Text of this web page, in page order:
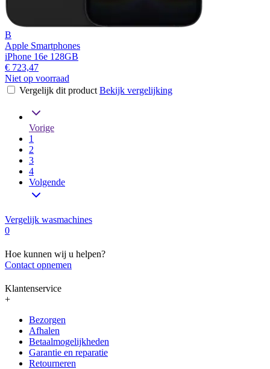
B
Apple Smartphones
iPhone 16e 128GB
€ 723,47
Niet op voorraad
Vergelijk dit product Bekijk vergelijking
Vorige
1
2
3
4
Volgende
Vergelijk wasmachines
0
Hoe kunnen wij u helpen?
Contact opnemen
Klantenservice
+
Bezorgen
Afhalen
Betaalmogelijkheden
Garantie en reparatie
Retourneren